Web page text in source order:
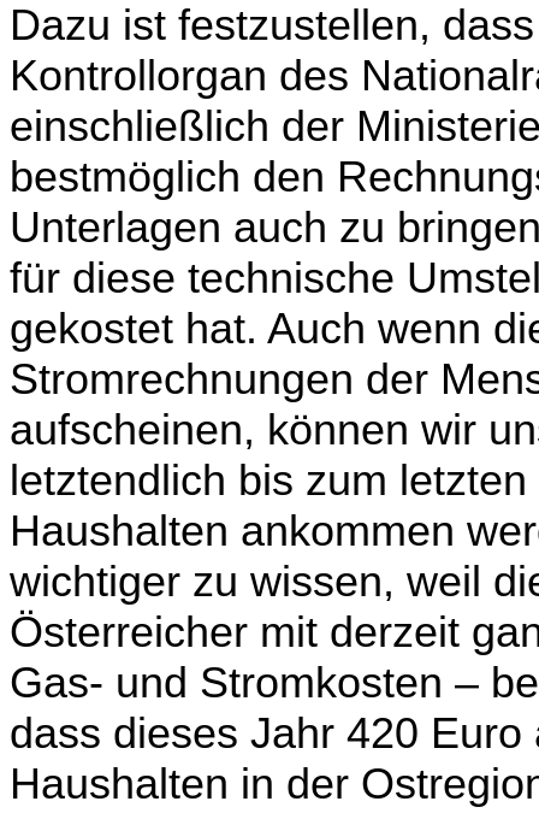
Dazu ist festzustellen,
Kontrollorgan des
einschließlich der
bestmöglich den
Unterlagen auch zu
für diese technische
gekostet hat. Auch wenn
Stromrechnungen der
aufscheinen, können wir
letztendlich bis zum
Haushalten ankommen
wichtiger zu wissen, weil
Österreicher mit derzeit
Gas- und Stromkosten –
dass dieses Jahr 420
Haushalten in der